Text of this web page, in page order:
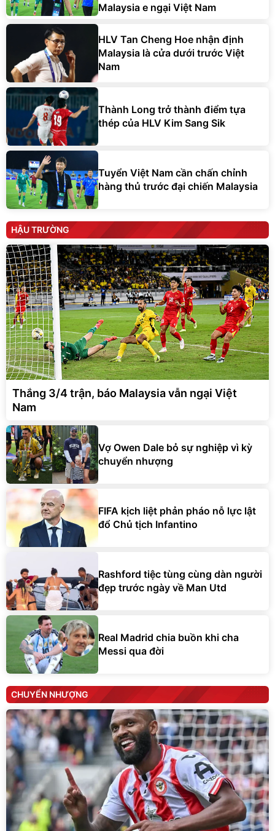
Malaysia e ngại Việt Nam
HLV Tan Cheng Hoe nhận định
Malaysia là cửa dưới trước Việt
Nam
Thành Long trở thành điểm tựa
thép của HLV Kim Sang Sik
Tuyển Việt Nam cần chấn chỉnh
hàng thủ trước đại chiến Malaysia
HẬU TRƯỜNG
Thắng 3/4 trận, báo Malaysia vẫn ngại Việt
Nam
Vợ Owen Dale bỏ sự nghiệp vì kỳ
chuyển nhượng
FIFA kịch liệt phản pháo nỗ lực lật
đổ Chủ tịch Infantino
Rashford tiệc tùng cùng dàn người
đẹp trước ngày về Man Utd
Real Madrid chia buồn khi cha
Messi qua đời
CHUYỂN NHƯỢNG